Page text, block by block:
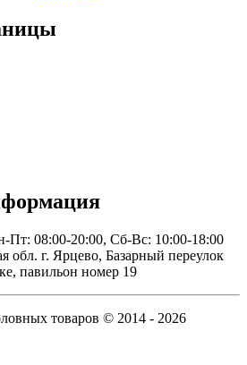
Пт: 08:00-20:00, Сб-Вс: 10:00-18:00
обл. г. Ярцево, Базарный переулок
павильон номер 19
товаров © 2014 - 2026